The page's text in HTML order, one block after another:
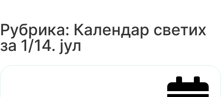
Рубрика: Календар светих
за 1/14. јул